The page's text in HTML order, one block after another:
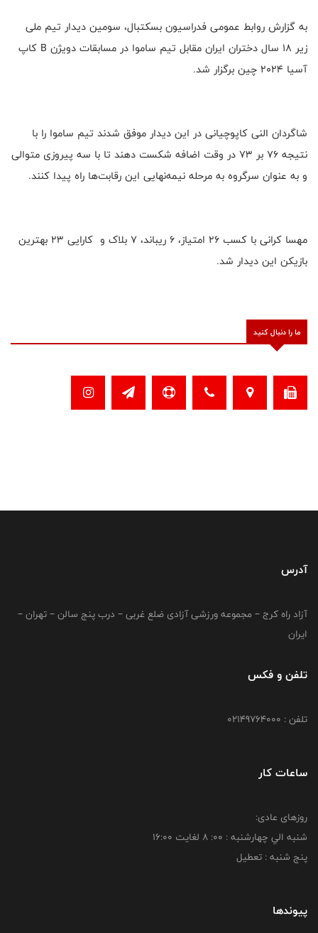
به گزارش روابط عمومی فدراسیون بسکتبال، سومین دیدار تیم ملی
زیر ۱۸ سال دختران ایران مقابل تیم ساموا در مسابقات دویژن B کاپ
آسیا ۲۰۲۴ چین برگزار شد.
شاگردان النی کاپوچیانی در این دیدار موفق شدند تیم ساموا را با
نتیجه ۷۶ بر ۷۳ در وقت اضافه شکست دهند تا با سه پیروزی متوالی
و به عنوان سرگروه به مرحله نیمه‌نهایی این رقابت‌ها راه پیدا کنند.
مهسا کرانی با کسب ۲۶ امتیاز، ۶ ریباند، ۷ بلاک و کارایی ۲۳ بهترین
بازیکن این دیدار شد.
ما را دنبال کنید
آدرس
آزاد راه کرج – مجموعه ورزشی آزادی ضلع غربی – درب پنج سالن – تهران –
ایران
تلفن و فکس
تلفن : 02149764000
ساعات کار
روزهای عادی:
شنبه الي چهارشنبه : 00: 8 لغايت 16:00
پنج شنبه : تعطیل
پیوندها